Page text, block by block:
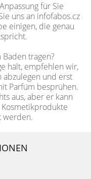
für Sie
uns an infofabos.cz
einigen, die genau
tragen?
hält, empfehlen wir,
abzulegen und erst
Parfüm besprühen.
aus, aber er kann
werden.